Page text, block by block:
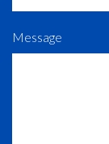
Message